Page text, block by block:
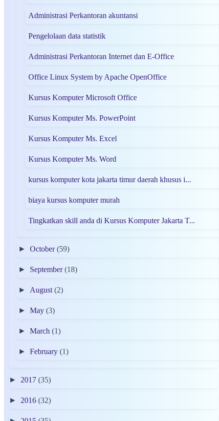
Administrasi Perkantoran akuntansi
Pengelolaan data statistik
Administrasi Perkantoran Internet dan E-Office
Office Linux System by Apache OpenOffice
Kursus Komputer Microsoft Office
Kursus Komputer Ms. PowerPoint
Kursus Komputer Ms. Excel
Kursus Komputer Ms. Word
kursus komputer kota jakarta timur daerah khusus i...
biaya kursus komputer murah
Tingkatkan skill anda di Kursus Komputer Jakarta T...
►October(59)
► September(18)
►August(2)
►May(3)
►March(1)
►February(1)
► 2017 (35)
► 2016 (32)